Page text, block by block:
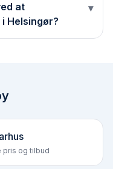
at
Helsingør?
▾
pris og tilbud